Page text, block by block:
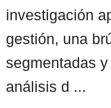
investigación
gestión, una
segmentadas
análisis d ...